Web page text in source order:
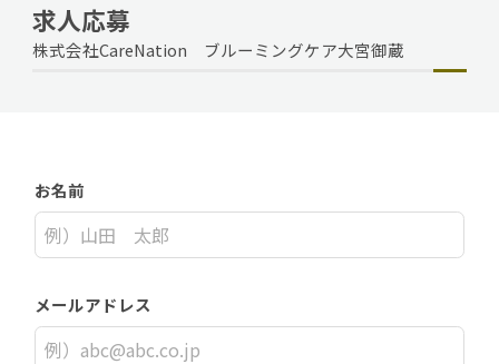
求人応募
株式会社CareNation ブルーミングケア大宮御蔵
お名前
メールアドレス